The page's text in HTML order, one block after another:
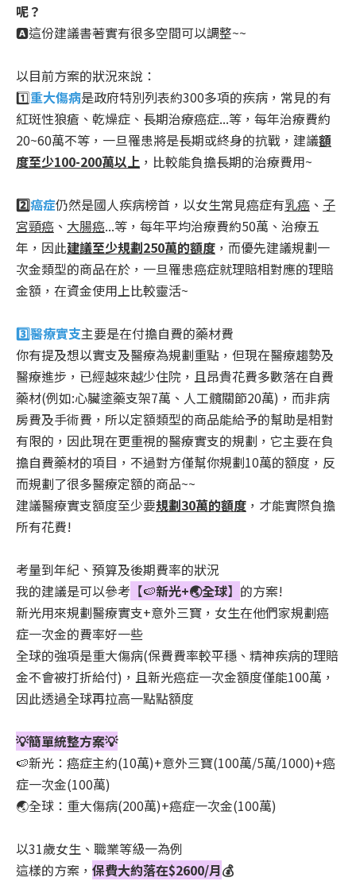
呢？
🅰️這份建議書著實有很多空間可以調整~~
以目前方案的狀況來說：
1️⃣重大傷病是政府特別列表約300多項的疾病，常見的有
紅斑性狼瘡、乾燥症、長期治療癌症...等，每年治療費約
20~60萬不等，一旦罹患將是長期或終身的抗戰，建議額
度至少100-200萬以上 ，比較能負擔長期的治療費用~
2️⃣癌症仍然是國人疾病榜首，以女生常見癌症有乳癌 、 子
宮頸癌 、 大腸癌...等，每年平均治療費約50萬、治療五
年，因此建議至少規劃250萬的額度 ，而優先建議規劃一
次金類型的商品在於，一旦罹患癌症就理賠相對應的理賠
金額，在資金使用上比較靈活~
3️⃣醫療實支主要是在付擔自費的藥材費
你有提及想以實支及醫療為規劃重點，但現在醫療趨勢及
醫療進步，已經越來越少住院，且昂貴花費多數落在自費
藥材(例如:心臟塗藥支架7萬、人工髖關節20萬)，而非病
房費及手術費，所以定額類型的商品能給予的幫助是相對
有限的，因此現在更重視的醫療實支的規劃，它主要在負
擔自費藥材的項目，不過對方僅幫你規劃10萬的額度，反
而規劃了很多醫療定額的商品~~
建議醫療實支額度至少要規劃30萬的額度 ，才能實際負擔
所有花費!
考量到年紀、預算及後期費率的狀況
我的建議是可以參考 【🍉新光+🌏全球】 的方案!
新光用來規劃醫療實支+意外三寶，女生在他們家規劃癌
症一次金的費率好一些
全球的強項是重大傷病(保費費率較平穩、精神疾病的理賠
金不會被打折給付)，且新光癌症一次金額度僅能100萬，
因此透過全球再拉高一點點額度
💡簡單統整方案💡
🍉新光：癌症主約(10萬)+意外三寶(100萬/5萬/1000)+癌
症一次金(100萬)
🌏全球：重大傷病(200萬)+癌症一次金(100萬)
以31歲女生、職業等級一為例
這樣的方案， 保費大約落在$2600/月💰